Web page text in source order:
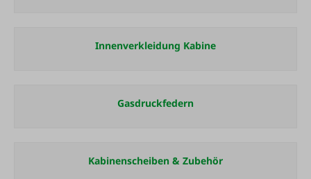
Innenverkleidung Kabine
Gasdruckfedern
Kabinenscheiben & Zubehör